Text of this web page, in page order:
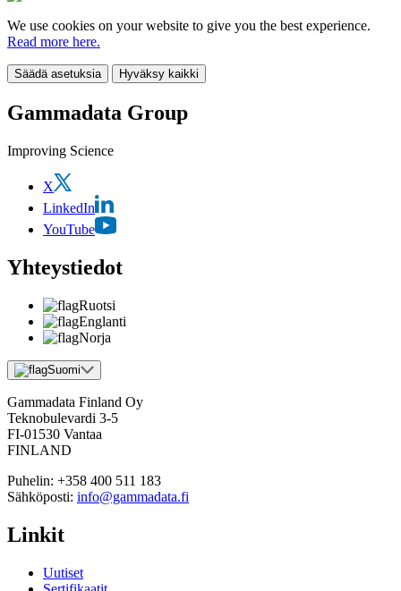
We use cookies on your website to give you the best experience.
Read more here.
Säädä asetuksia Hyväksy kaikki
Gammadata Group
Improving Science
X
LinkedIn
YouTube
Yhteystiedot
Ruotsi
Englanti
Norja
Suomi
Gammadata Finland Oy
Teknobulevardi 3-5
FI-01530 Vantaa
FINLAND
Puhelin: +358 400 511 183
Sähköposti: info@gammadata.fi
Linkit
Uutiset